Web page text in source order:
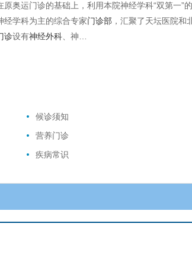
奥运门诊的基础上，利用本院神经学科“双第一
经学科为主的综合专家门诊部 ，汇聚了天坛医院
诊设有神经外科 、神…
候诊须知
营养门诊
疾病常识